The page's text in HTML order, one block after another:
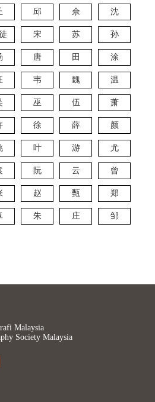
邱 佘 沈
宋 苏 孙
唐 田 涂
韦 魏 温
巫 伍 萧
徐 薛 颜
叶 游 尤
阮 云 曾
赵 甄 郑
朱 庄 邹
Malaysia
Society Malaysia